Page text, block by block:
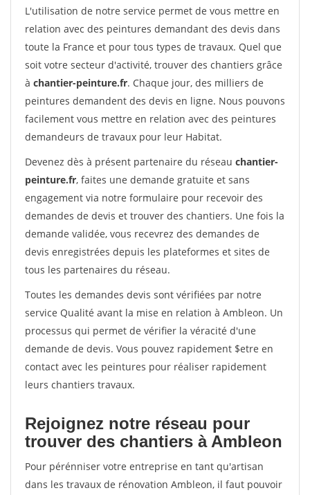
L'utilisation de notre service permet de vous mettre en
relation avec des peintures demandant des devis dans
toute la France et pour tous types de travaux. Quel que
soit votre secteur d'activité, trouver des chantiers grâce
à chantier-peinture.fr. Chaque jour, des milliers de
peintures demandent des devis en ligne. Nous pouvons
facilement vous mettre en relation avec des peintures
demandeurs de travaux pour leur Habitat.
Devenez dès à présent partenaire du réseau chantier-
peinture.fr, faites une demande gratuite et sans
engagement via notre formulaire pour recevoir des
demandes de devis et trouver des chantiers. Une fois la
demande validée, vous recevrez des demandes de
devis enregistrées depuis les plateformes et sites de
tous les partenaires du réseau.
Toutes les demandes devis sont vérifiées par notre
service Qualité avant la mise en relation à Ambleon. Un
processus qui permet de vérifier la véracité d'une
demande de devis. Vous pouvez rapidement $etre en
contact avec les peintures pour réaliser rapidement
leurs chantiers travaux.
Rejoignez notre réseau pour
trouver des chantiers à Ambleon
Pour pérénniser votre entreprise en tant qu'artisan
dans les travaux de rénovation Ambleon, il faut pouvoir